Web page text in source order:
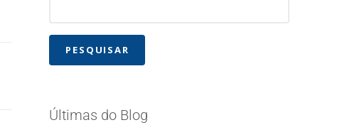
Últimas do Blog